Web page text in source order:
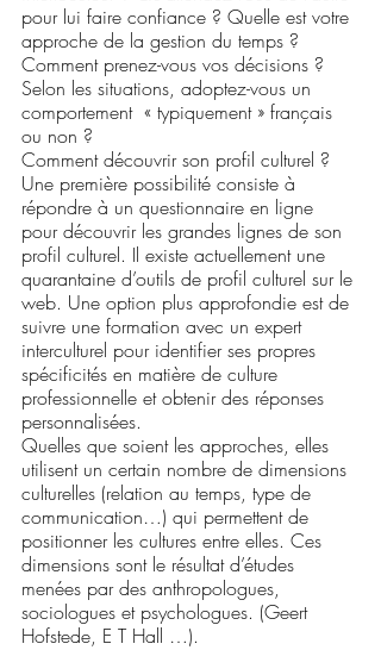
pour lui faire confiance ? Quelle est votre
approche de la gestion du temps ?
Comment prenez-vous vos décisions ?
Selon les situations, adoptez-vous un
comportement  « typiquement » français
ou non ?
Comment découvrir son profil culturel ?
Une première possibilité consiste à
répondre à un questionnaire en ligne
pour découvrir les grandes lignes de son
profil culturel. Il existe actuellement une
quarantaine d’outils de profil culturel sur le
web. Une option plus approfondie est de
suivre une formation avec un expert
interculturel pour identifier ses propres
spécificités en matière de culture
professionnelle et obtenir des réponses
personnalisées.
Quelles que soient les approches, elles
utilisent un certain nombre de dimensions
culturelles (relation au temps, type de
communication…) qui permettent de
positionner les cultures entre elles. Ces
dimensions sont le résultat d’études
menées par des anthropologues,
sociologues et psychologues. (Geert
Hofstede, E T Hall …).